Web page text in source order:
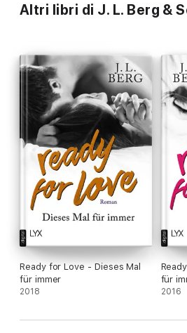
Band 2 der Ready-Reihe von USA-
Altri libri di J. L. Berg &
Ready for Love - Dieses Mal
für immer
2018
für
2016